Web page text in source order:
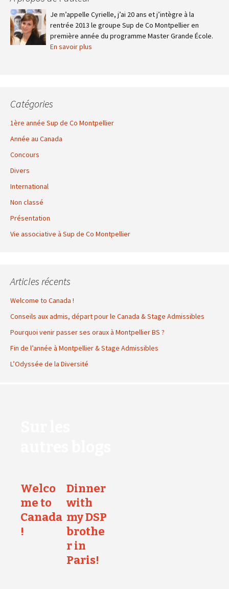
Je m’appelle Cyrielle, j’ai 20 ans et j’intègre à la
rentrée 2013 le groupe Sup de Co Montpellier en
première année du programme Master Grande École.
En savoir plus
Catégories
1ère année Sup de Co Montpellier
Année au Canada
Concours
Divers
International
Non classé
Présentation
Vie associative à Sup de Co Montpellier
Articles récents
Welcome to Canada !
Conseils aux admis, départ pour le Canada & Stage Admissibles
Pourquoi venir passer ses oraux à Montpellier BS ?
Fin de l’année à Montpellier & Stage Admissibles
L’Odyssée de la Diversité
Welco
me to
Canada
!
Dinner
with
my DSP
brothe
r in
Paris!